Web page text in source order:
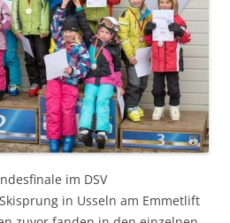
im DSV
in Usseln am Emmetlift